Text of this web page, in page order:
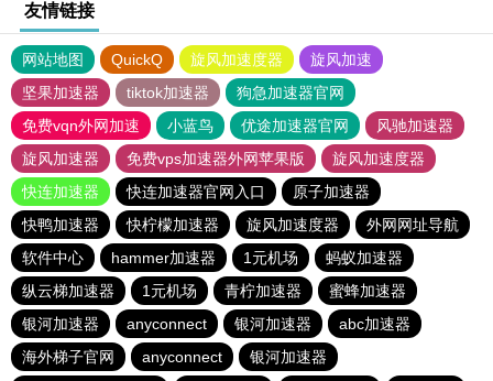
友情链接
网站地图 QuickQ 旋风加速度器
旋风加速
坚果加速器
tiktok加速器
狗急加速器官网
免费vqn外网加速
小蓝鸟 优途加速器官网
风驰加速器
旋风加速器
免费vps加速器外网苹果版
旋风加速度器
快连加速器
快连加速器官网入口
原子加速器
快鸭加速器
快柠檬加速器 旋风加速度器
外网网址导航
软件中心
hammer加速器 1元机场
蚂蚁加速器
纵云梯加速器
1元机场 青柠加速器
蜜蜂加速器
银河加速器
anyconnect 银河加速器
abc加速器
海外梯子官网
anyconnect 银河加速器